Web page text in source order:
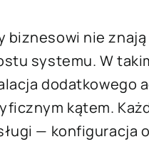
biznesowi nie
systemu. W
dodatkowego
kątem.
— konfiguracja